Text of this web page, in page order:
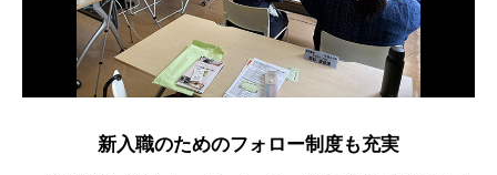
新入職のためのフォロー制度も充実